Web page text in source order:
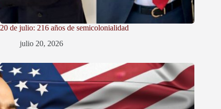
20 de julio: 216 años de semicolonialidad
julio 20, 2026